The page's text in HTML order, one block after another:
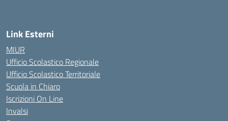
Link Esterni
MIUR
Ufficio Scolastico Regionale
Ufficio Scolastico Territoriale
Scuola in Chiaro
Iscrizioni On Line
Invalsi